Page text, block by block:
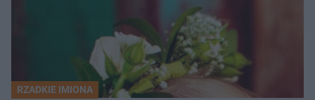
RZADKIE IMIONA